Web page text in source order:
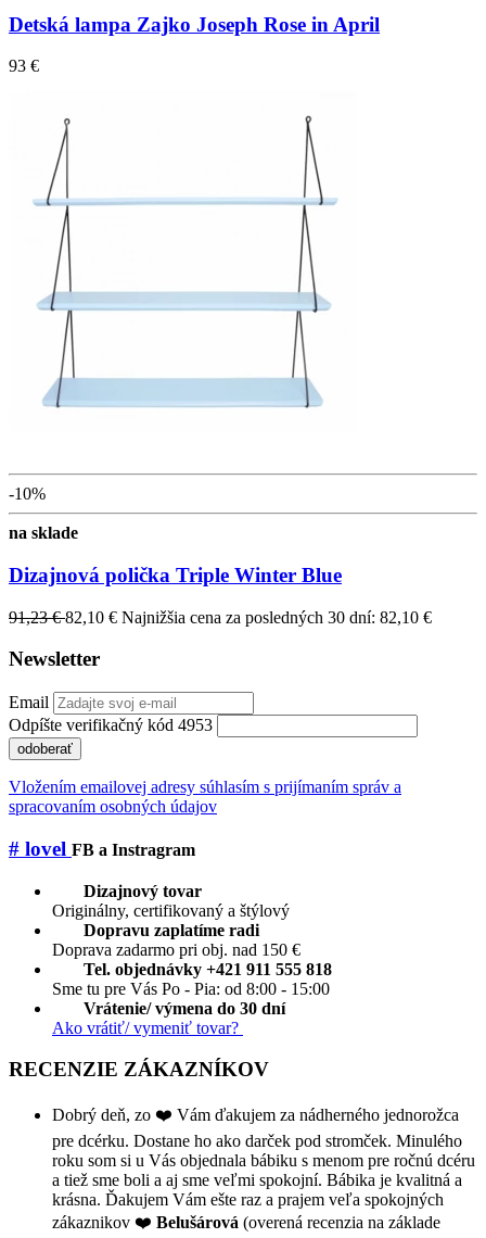
Detská lampa Zajko Joseph Rose in April
93 €
-10%
na sklade
Dizajnová polička Triple Winter Blue
91,23 €82,10 € Najnižšia cena za posledných 30 dní: 82,10 €
Newsletter
Email
Odpíšte verifikačný kód 4953
odoberať
Vložením emailovej adresy súhlasím s prijímaním správ a
spracovaním osobných údajov
# lovel FB a Instragram
Dizajnový tovar
Originálny, certifikovaný a štýlový
Dopravu zaplatíme radi
Doprava zadarmo pri obj. nad 150 €
Tel. objednávky +421 911 555 818
Sme tu pre Vás Po - Pia: od 8:00 - 15:00
Vrátenie/ výmena do 30 dní
Ako vrátiť/ vymeniť tovar?
RECENZIE ZÁKAZNÍKOV
Dobrý deň, zo ❤️ Vám ďakujem za nádherného jednorožca
pre dcérku. Dostane ho ako darček pod stromček. Minulého
roku som si u Vás objednala bábiku s menom pre ročnú dcéru
a tiež sme boli a aj sme veľmi spokojní. Bábika je kvalitná a
krásna. Ďakujem Vám ešte raz a prajem veľa spokojných
zákaznikov ❤️ Belušárová (overená recenzia na základe